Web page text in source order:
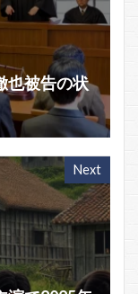
也被告の状
Next